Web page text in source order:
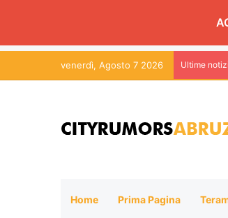
venerdì, Agosto 7 2026 Ultime
Home Prima Pagina